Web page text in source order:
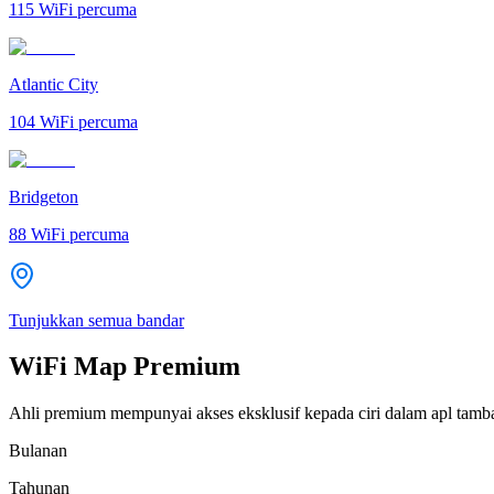
115 WiFi percuma
Atlantic City
104 WiFi percuma
Bridgeton
88 WiFi percuma
Tunjukkan semua bandar
WiFi Map Premium
Ahli premium mempunyai akses eksklusif kepada ciri dalam apl
Bulanan
Tahunan